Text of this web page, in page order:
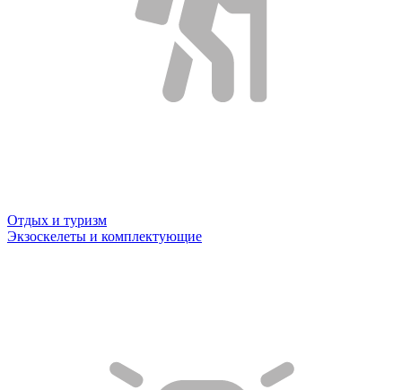
Отдых и туризм
Экзоскелеты и комплектующие